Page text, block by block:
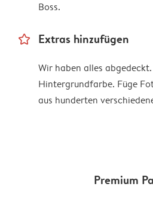
Boss.
star_outline Extras hinzufügen
Wir haben alles
Hintergrundfarbe. Füge
aus hunderten
Premium